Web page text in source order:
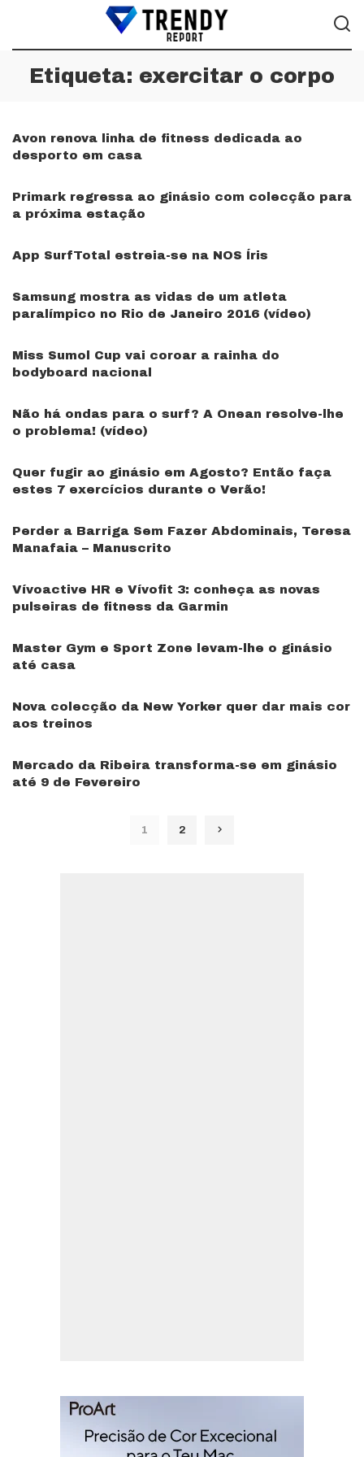
Etiqueta: exercitar o corpo
Avon renova linha de fitness dedicada ao
desporto em casa
Primark regressa ao ginásio com colecção para
a próxima estação
App SurfTotal estreia-se na NOS Íris
Samsung mostra as vidas de um atleta
paralímpico no Rio de Janeiro 2016 (vídeo)
Miss Sumol Cup vai coroar a rainha do
bodyboard nacional
Não há ondas para o surf? A Onean resolve-lhe
o problema! (vídeo)
Quer fugir ao ginásio em Agosto? Então faça
estes 7 exercícios durante o Verão!
Perder a Barriga Sem Fazer Abdominais, Teresa
Manafaia – Manuscrito
Vívoactive HR e Vívofit 3: conheça as novas
pulseiras de fitness da Garmin
Master Gym e Sport Zone levam-lhe o ginásio
até casa
Nova colecção da New Yorker quer dar mais cor
aos treinos
Mercado da Ribeira transforma-se em ginásio
até 9 de Fevereiro
1 2